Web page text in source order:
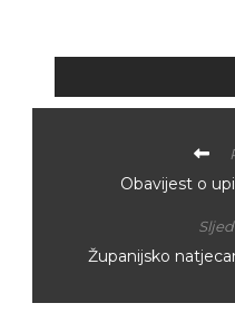
Obavijest o
Županijsko